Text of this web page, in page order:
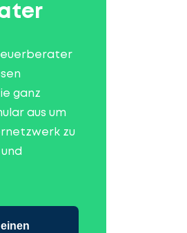
ganz
aus um
zu